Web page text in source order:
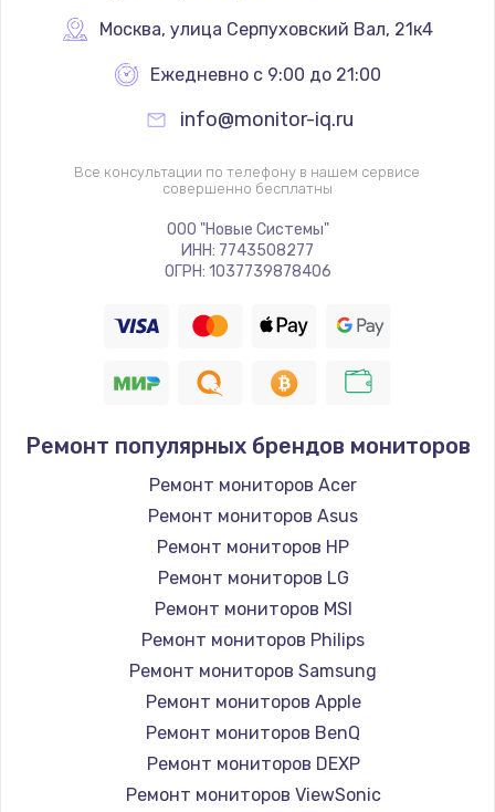
Москва, улица Серпуховский Вал, 21к4
Ежедневно с 9:00 до 21:00
info@monitor-iq.ru
Все консультации по телефону в нашем сервисе
совершенно бесплатны
ООО "Новые Системы"
ИНН: 7743508277
ОГРН: 1037739878406
Ремонт популярных брендов мониторов
Ремонт мониторов Acer
Ремонт мониторов Asus
Ремонт мониторов HP
Ремонт мониторов LG
Ремонт мониторов MSI
Ремонт мониторов Philips
Ремонт мониторов Samsung
Ремонт мониторов Apple
Ремонт мониторов BenQ
Ремонт мониторов DEXP
Ремонт мониторов ViewSonic